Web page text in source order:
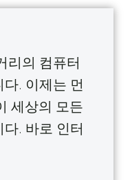
리의 컴퓨터
. 이제는 먼
세상의 모든
. 바로 인터